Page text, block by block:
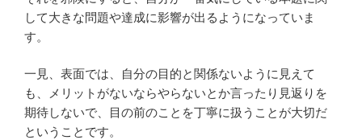
して大きな問題や達成に影響が出るようになっていま
す。
一見、表面では、自分の目的と関係ないように見えて
も、メリットがないならやらないとか言ったり見返りを
期待しないで、目の前のことを丁寧に扱うことが大切だ
ということです。